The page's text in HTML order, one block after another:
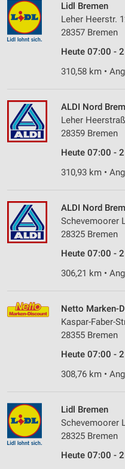
Lidl Bremen
Leher Heerstr.
28357 Bremen
Heute 07:00 -
310,58 km •
ALDI Nord
Leher
28359 Bremen
Heute 07:00 -
310,93 km •
ALDI Nord
Schevemoorer
28325 Bremen
Heute 07:00 -
306,21 km •
Netto Marken-
Kaspar-Faber-
28355 Bremen
Heute 07:00 -
308,76 km •
Lidl Bremen
Schevemoorer
28325 Bremen
Heute 07:00 -